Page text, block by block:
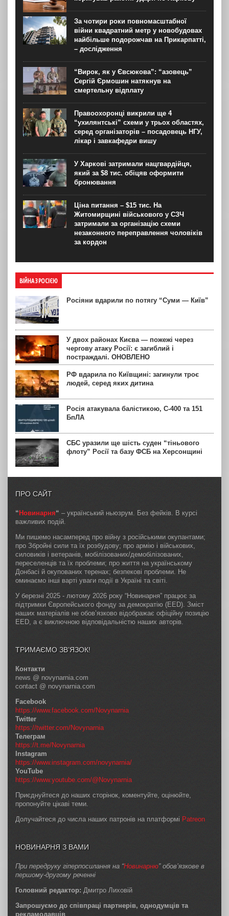
За чотири роки повномасштабної
війни квадратний метр у новобудовах
найбільше подорожчав на Прикарпатті,
– дослідження
“Вирок, як у Євсюкова”: “азовець”
Сергій Єрмошин натякнув на
смертельну відплату
Правоохоронці викрили ще 4
“ухилянтські” схеми у трьох областях,
серед організаторів – посадовець НГУ,
лікар і завкафедри вишу
У Харкові затримали нацгвардійця,
який за $8 тис. обіцяв оформити
бронювання
Ціна питання – $15 тис. На
Житомирщині військового у СЗЧ
затримали за організацію схеми
незаконного переправлення чоловіків
за кордон
ВІЙНА З РОСІЄЮ
Росіяни вдарили по потягу “Суми — Київ”
У двох районах Києва — пожежі через
чергову атаку Росії: є загиблий і
постраждалі. ОНОВЛЕНО
РФ вдарила по Київщині: загинули троє
людей, серед яких дитина
Росія атакувала балістикою, С-400 та 151
БпЛА
СБС уразили ще шість суден “тіньового
флоту” Росії та базу ФСБ на Херсонщині
ПРО САЙТ
“ Новинарня“ – український ньюзрум. Без фейків. В курсі
важливих подій.
Ми пишемо насамперед про війну з російськими окупантами;
про Збройні сили та їх розбудову; про армію і військових,
силовиків і ветеранів, мобілізованих/демобілізованих,
переселенців та їх проблеми; про життя на українському
Донбасі й окупованих теренах; безпекові проблеми. Не
оминаємо інші варті уваги події в Україні та світі.
У березні 2025 - лютому 2026 року “Новинарня” працює за
підтримки Європейського фонду за демократію (EED). Зміст
наших матеріалів не обов’язково відображає офіційну позицію
EED, а є виключною відповідальністю наших авторів.
ТРИМАЄМО ЗВ’ЯЗОК!
Контакти
news @ novynarnia.com
contact @ novynarnia.com
Facebook
https://www.facebook.com/Novynarnia
Twitter
https://twitter.com/Novynarnia
Телеграм
https://t.me/Novynarnia
Instagram
https://www.instagram.com/novynarnia/
YouTube
https://www.youtube.com/@Novynarnia
Приєднуйтеся до наших сторінок, коментуйте, оцінюйте,
пропонуйте цікаві теми.
Долучайтеся до числа наших патронів на платформі Patreon
НОВИНАРНЯ З ВАМИ
При передруку гіперпосилання на “Новинарню” обов’язкове в
першому-другому реченні
Головний редактор: Дмитро Лиховій
Запрошуємо до співпраці партнерів, однодумців та
рекламодавців